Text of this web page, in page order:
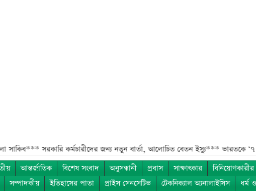
সরকারি কর্মচারীদের জন্য নতুন বার্তা, আলোচিত বেতন ইস্যু*** ভারতকে ‘৭ নম্বর
আন্তর্জাতিক বিশেষ সংবাদ অনুসন্ধানী প্রবাস সাক্ষাৎকার
সম্পাদকীয় ইতিহাসের পাতা প্রাইস সেনসেটিভ টেকনিক্যাল অ্যনালাইসিস ধর্ম